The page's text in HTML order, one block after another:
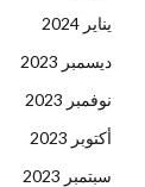
يناير 2024
ديسمبر 2023
نوفمبر 2023
أكتوبر 2023
سبتمبر 2023